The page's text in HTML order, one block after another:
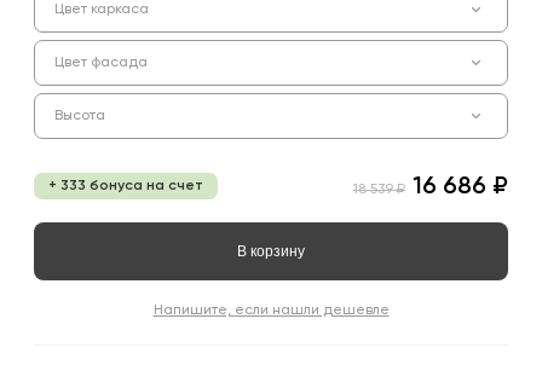
Цвет каркаса
Цвет фасада
Высота
+ 333 бонуса на счет 18 539 ₽ 16 686 ₽
В корзину
Напишите, если нашли дешевле